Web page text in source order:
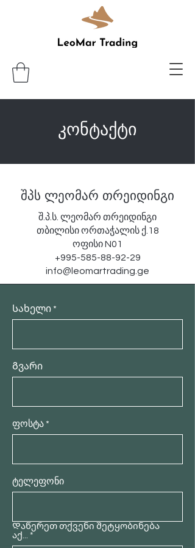
კონტაქტი
შპს ლეომარ თრეიდინგი
შ.პ.ს. ლეომარ თრეიდინგი
თბილისი ორთაჭალის ქ.18
ოფისი N01
+995-585-88-92-29
info@leomartrading.ge
Სახელი
Გვარი
ფოსტა
ტელეფონი
Დაწერეთ თქვენი შეტყობინება
აქ...